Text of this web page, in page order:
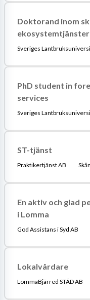
Doktorand inom
ekosystemtjänster
Sveriges
PhD student in
services
Sveriges
ST-tjänst
Praktikertjänst AB
En aktiv och glad
i Lomma
God Assistans i Syd AB
Lokalvårdare
LommaBjärred STÄD AB